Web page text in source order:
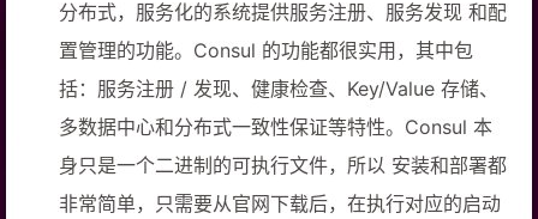
分布式，服务化的系统提供服务注册、服务发现 和配
置管理的功能。Consul 的功能都很实用，其中包
括：服务注册 / 发现、健康检查、Key/Value 存储、
多数据中心和分布式一致性保证等特性。Consul 本
身只是一个二进制的可执行文件，所以 安装和部署都
非常简单，只需要从官网下载后，在执行对应的启动